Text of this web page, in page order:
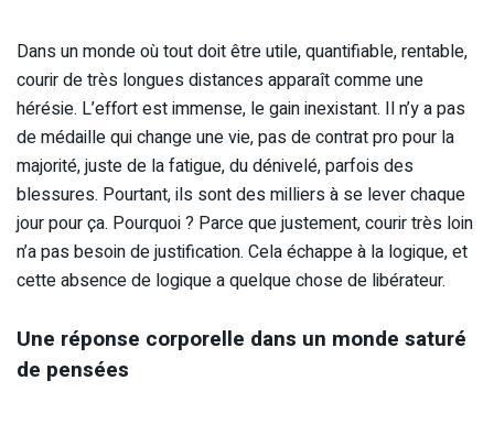
Dans un monde où tout doit être utile, quantifiable, rentable,
courir de très longues distances apparaît comme une
hérésie. L’effort est immense, le gain inexistant. Il n’y a pas
de médaille qui change une vie, pas de contrat pro pour la
majorité, juste de la fatigue, du dénivelé, parfois des
blessures. Pourtant, ils sont des milliers à se lever chaque
jour pour ça. Pourquoi ? Parce que justement, courir très loin
n’a pas besoin de justification. Cela échappe à la logique, et
cette absence de logique a quelque chose de libérateur.
Une réponse corporelle dans un monde saturé
de pensées